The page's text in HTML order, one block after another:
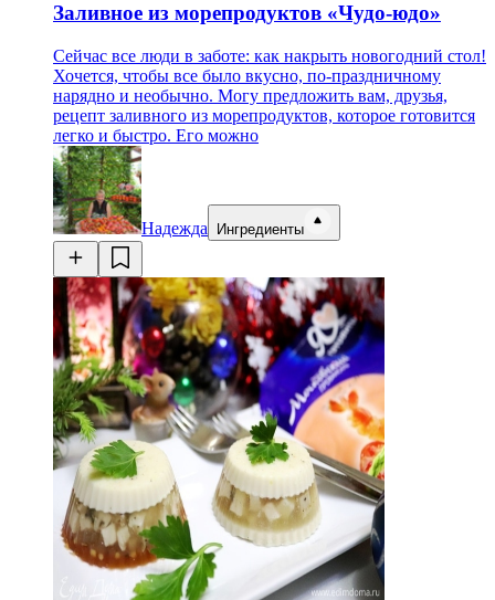
Заливное из морепродуктов «Чудо-юдо»
Сейчас все люди в заботе: как накрыть новогодний стол!
Хочется, чтобы все было вкусно, по-праздничному
нарядно и необычно. Могу предложить вам, друзья,
рецепт заливного из морепродуктов, которое готовится
легко и быстро. Его можно
Надежда Ингредиенты